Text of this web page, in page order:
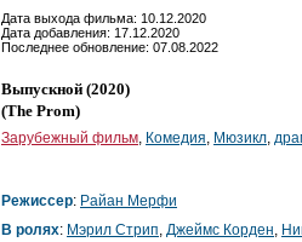
Дата выхода фильма: 10.12.2020
Дата добавления: 17.12.2020
Последнее обновление: 07.08.2022
Выпускной (2020)
(The Prom)
Зарубежный фильм, Комедия, Мюзикл,
Режиссер: Райан Мерфи
В ролях: Мэрил Стрип, Джеймс Корден,